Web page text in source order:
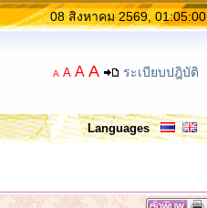
08 สิงหาคม 2569, 01:05:00
A A A A ระเบียบปฎิบัติ
Languages